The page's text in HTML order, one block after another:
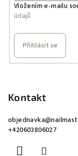
Vložením e-mailu
údajů
Přihlásit se
Kontakt
objednavka@
+420603806027